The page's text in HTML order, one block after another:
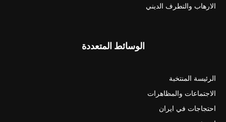
الارهاب والتطرف الديني
الوسائط المتعددة
الرئيسة المنتخبة
الاجتماعات والمظاهرات
احتجاجات في ايران